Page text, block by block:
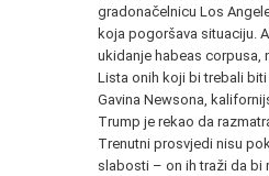
gradonačelnicu Los
koja pogoršava situaciju.
ukidanje habeas corpusa,
Lista onih koji bi trebali
Gavina Newsona,
Trump je rekao da
Trenutni prosvjedi nisu
slabosti – on ih traži da bi